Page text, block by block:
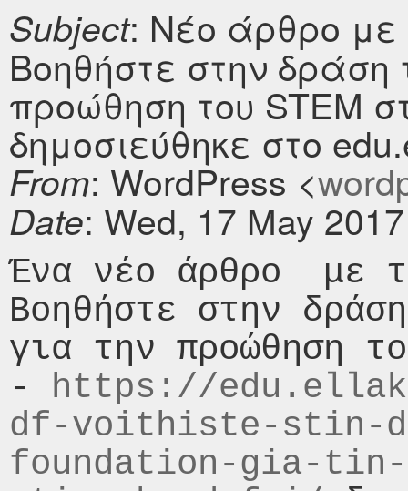
Subject: Νέο άρθρο με
Βοηθήστε στην δράση
προώθηση του STEM
δημοσιεύθηκε στο
From: WordPress <
Date: Wed, 17 May
Ένα νέο άρθρο  με
Βοηθήστε στην
για την προώθηση
- https://
df-voithiste-stin-
foundation-gia-